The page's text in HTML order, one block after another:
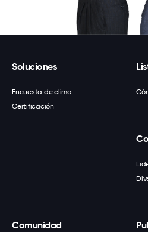
Soluciones
Encuesta de clima
Certificación
Comunidad